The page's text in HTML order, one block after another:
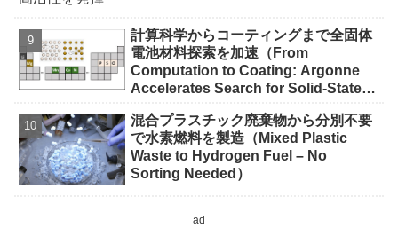
計算科学からコーティングまで全固体
電池材料探索を加速（From
Computation to Coating: Argonne
Accelerates Search for Solid-State
混合プラスチック廃棄物から分別不要
で水素燃料を製造（Mixed Plastic
Waste to Hydrogen Fuel – No
Sorting Needed）
ad